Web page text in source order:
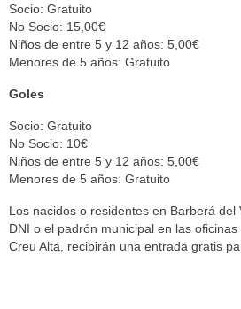
Socio: Gratuito
No Socio: 15,00€
Niños de entre 5 y 12 años: 5,00€
Menores de 5 años: Gratuito
Goles
Socio: Gratuito
No Socio: 10€
Niños de entre 5 y 12 años: 5,00€
Menores de 5 años: Gratuito
Los nacidos o residentes en Barberá del
DNI o el padrón municipal en las
Creu Alta, recibirán una entrada gratis